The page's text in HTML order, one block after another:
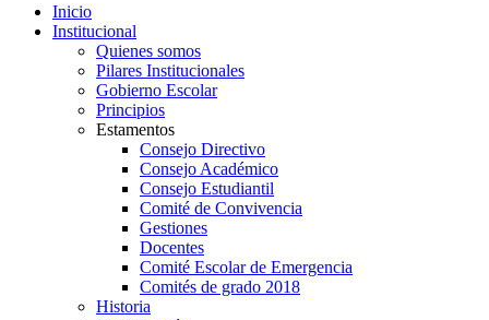
Inicio
Institucional
Quienes somos
Pilares Institucionales
Gobierno Escolar
Principios
Estamentos
Consejo Directivo
Consejo Académico
Consejo Estudiantil
Comité de Convivencia
Gestiones
Docentes
Comité Escolar de Emergencia
Comités de grado 2018
Historia